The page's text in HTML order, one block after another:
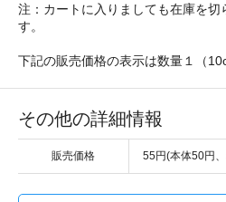
注：カートに入りましても在庫を切
す。
下記の販売価格の表示は数量１（
その他の詳細情報
販売価格 55円(本体50円